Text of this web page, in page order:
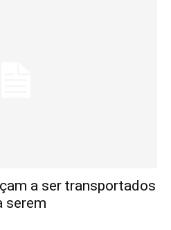
a ser transportados
serem